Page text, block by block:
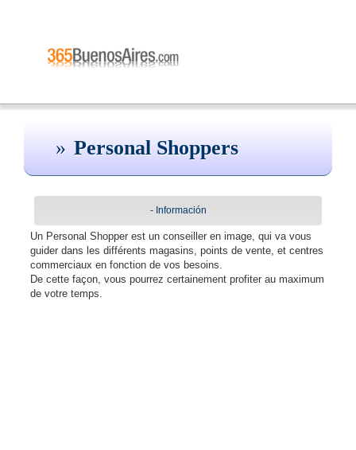
Personal Shoppers
- Información
Un Personal Shopper est un conseiller en image, qui va vous
guider dans les différents magasins, points de vente, et centres
commerciaux en fonction de vos besoins.
De cette façon, vous pourrez certainement profiter au maximum
de votre temps.